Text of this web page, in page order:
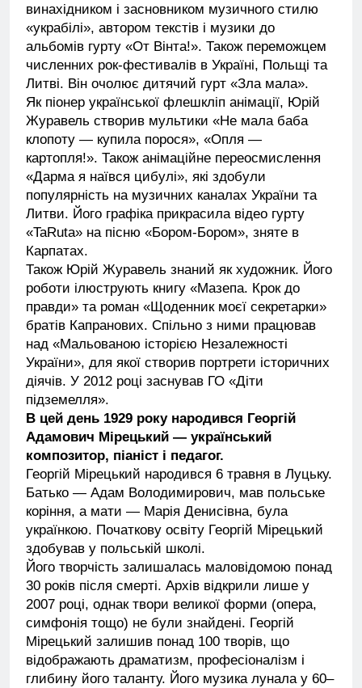
винахідником і засновником музичного стилю
«украбілі», автором текстів і музики до
альбомів гурту «От Вінта!». Також переможцем
численних рок-фестивалів в Україні, Польщі та
Литві. Він очолює дитячий гурт «Зла мала».
Як піонер української флешкліп анімації, Юрій
Журавель створив мультики «Не мала баба
клопоту — купила порося», «Опля —
картопля!». Також анімаційне переосмислення
«Дарма я наївся цибулі», які здобули
популярність на музичних каналах України та
Литви. Його графіка прикрасила відео гурту
«TaRuta» на пісню «Бором-Бором», зняте в
Карпатах.
Також Юрій Журавель знаний як художник. Його
роботи ілюструють книгу «Мазепа. Крок до
правди» та роман «Щоденник моєї секретарки»
братів Капранових. Спільно з ними працював
над «Мальованою історією Незалежності
України», для якої створив портрети історичних
діячів. У 2012 році заснував ГО «Діти
підземелля».
В цей день 1929 року народився Георгій
Адамович Мірецький — український
композитор, піаніст і педагог.
Георгій Мірецький народився 6 травня в Луцьку.
Батько — Адам Володимирович, мав польське
коріння, а мати — Марія Денисівна, була
українкою. Початкову освіту Георгій Мірецький
здобував у польській школі.
Його творчість залишалась маловідомою понад
30 років після смерті. Архів відкрили лише у
2007 році, однак твори великої форми (опера,
симфонія тощо) не були знайдені. Георгій
Мірецький залишив понад 100 творів, що
відображають драматизм, професіоналізм і
глибину його таланту. Його музика лунала у 60–